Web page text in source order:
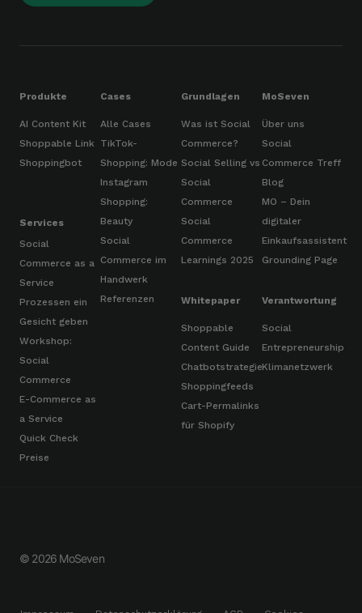
Produkte
AI Content Kit
Shoppable Link
Shoppingbot
Services
Social
Commerce as a
Service
Prozessen ein
Gesicht geben
Workshop:
Social
Commerce
E-Commerce as
a Service
Quick Check
Preise
Cases
Alle Cases
TikTok-
Shopping: Mode
Instagram
Shopping:
Beauty
Social
Commerce im
Handwerk
Referenzen
Grundlagen
Was ist Social
Commerce?
Social Selling vs
Social
Commerce
Social
Commerce
Learnings 2025
Whitepaper
Shoppable
Content Guide
Chatbotstrategie
Shoppingfeeds
Cart-Permalinks
für Shopify
MoSeven
Über uns
Social
Commerce Treff
Blog
MO – Dein
digitaler
Einkaufsassistent
Grounding Page
Verantwortung
Social
Entrepreneurship
Klimanetzwerk
© 2026 MoSeven